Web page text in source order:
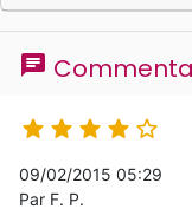
chat
    
09/02/2015 05:29
Par F. P.